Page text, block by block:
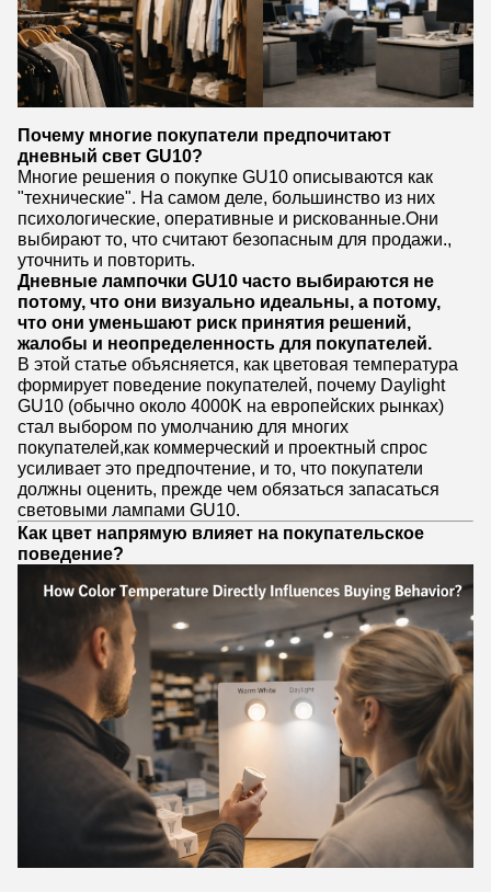
Почему многие покупатели предпочитают
дневный свет GU10?
Многие решения о покупке GU10 описываются как
"технические". На самом деле, большинство из них
психологические, оперативные и рискованные.Они
выбирают то, что считают безопасным для продажи.,
уточнить и повторить.
Дневные лампочки GU10 часто выбираются не
потому, что они визуально идеальны, а потому,
что они уменьшают риск принятия решений,
жалобы и неопределенность для покупателей.
В этой статье объясняется, как цветовая температура
формирует поведение покупателей, почему Daylight
GU10 (обычно около 4000K на европейских рынках)
стал выбором по умолчанию для многих
покупателей,как коммерческий и проектный спрос
усиливает это предпочтение, и то, что покупатели
должны оценить, прежде чем обязаться запасаться
световыми лампами GU10.
Как цвет напрямую влияет на покупательское
поведение?